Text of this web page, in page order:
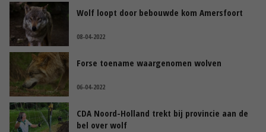
Wolf loopt door bebouwde kom Amersfoort
08-04-2022
Forse toename waargenomen wolven
06-04-2022
CDA Noord-Holland trekt bij provincie aan de
bel over wolf